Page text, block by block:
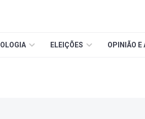
ELEIÇÕES OPINIÃO E